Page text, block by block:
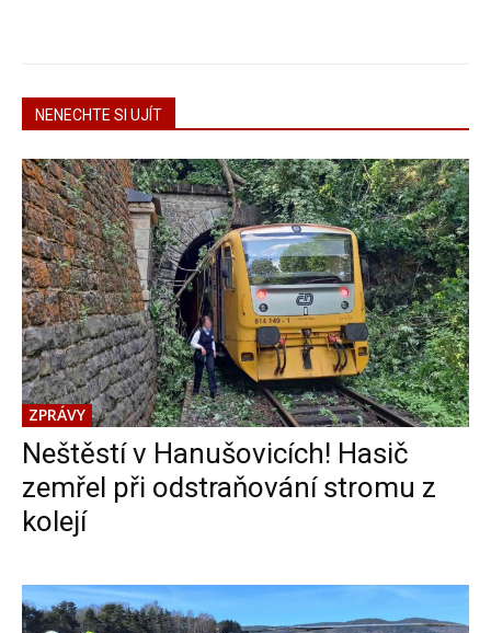
NENECHTE SI UJÍT
ZPRÁVY
Neštěstí v Hanušovicích! Hasič
zemřel při odstraňování stromu z
kolejí